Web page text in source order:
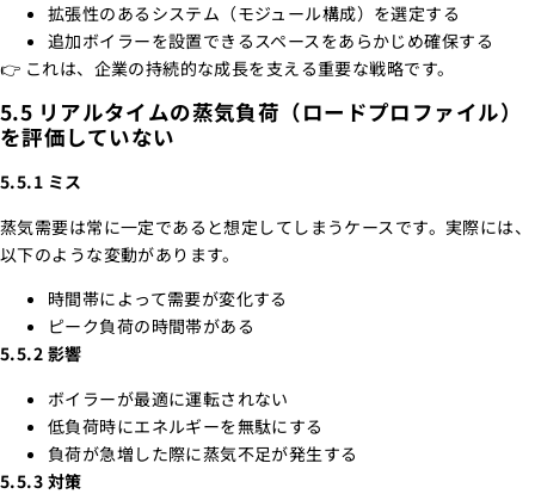
拡張性のあるシステム（モジュール構成）を選定する
追加ボイラーを設置できるスペースをあらかじめ確保する
👉 これは、企業の持続的な成長を支える重要な戦略です。
5.5 リアルタイムの蒸気負荷（ロードプロファイル）
を評価していない
5.5.1 ミス
蒸気需要は常に一定であると想定してしまうケースです。実際には、
以下のような変動があります。
時間帯によって需要が変化する
ピーク負荷の時間帯がある
5.5.2 影響
ボイラーが最適に運転されない
低負荷時にエネルギーを無駄にする
負荷が急増した際に蒸気不足が発生する
5.5.3 対策